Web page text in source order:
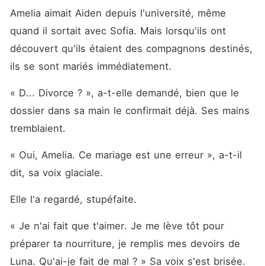
Amelia aimait Aiden depuis l'université, même
quand il sortait avec Sofia. Mais lorsqu'ils ont
découvert qu'ils étaient des compagnons destinés,
ils se sont mariés immédiatement.
« D... Divorce ? », a-t-elle demandé, bien que le
dossier dans sa main le confirmait déjà. Ses mains
tremblaient.
« Oui, Amelia. Ce mariage est une erreur », a-t-il
dit, sa voix glaciale.
Elle l'a regardé, stupéfaite.
« Je n'ai fait que t'aimer. Je me lève tôt pour
préparer ta nourriture, je remplis mes devoirs de
Luna. Qu'ai-je fait de mal ? » Sa voix s'est brisée.